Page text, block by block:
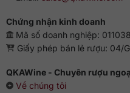
Chứng nhận kinh doanh
Mã số doanh nghiệp:
Giấy phép bán lẻ rượu: 04/
QKAWine - Chuyên rượu
Về chúng tôi